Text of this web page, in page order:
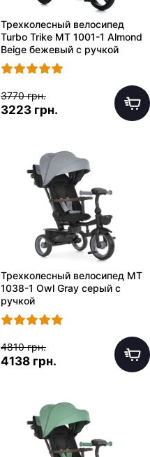
Трехколесный велосипед
Turbo Trike MT 1001-1 Almond
Beige бежевый с ручкой
3770 грн.
3223 грн.
Трехколесный велосипед MT
1038-1 Owl Gray серый с
ручкой
4810 грн.
4138 грн.